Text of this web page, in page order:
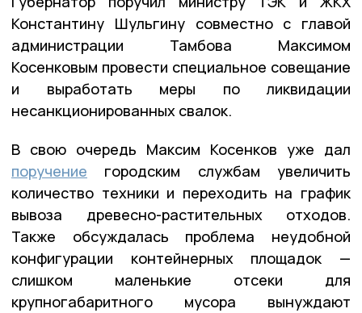
Константину Шульгину совместно с главой
администрации Тамбова Максимом
Косенковым провести специальное совещание
и выработать меры по ликвидации
несанкционированных свалок.
В свою очередь Максим Косенков уже дал
поручение городским службам увеличить
количество техники и переходить на график
вывоза древесно-растительных отходов.
Также обсуждалась проблема неудобной
конфигурации контейнерных площадок —
слишком маленькие отсеки для
крупногабаритного мусора вынуждают